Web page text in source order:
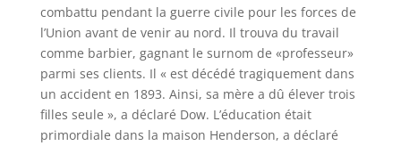
combattu pendant la guerre civile pour les forces de
l’Union avant de venir au nord. Il trouva du travail
comme barbier, gagnant le surnom de «professeur»
parmi ses clients. Il « est décédé tragiquement dans
un accident en 1893. Ainsi, sa mère a dû élever trois
filles seule », a déclaré Dow. L’éducation était
primordiale dans la maison Henderson, a déclaré